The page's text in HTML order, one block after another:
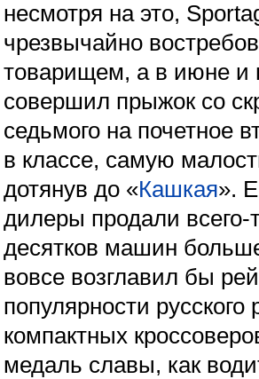
несмотря на это,
чрезвычайно
товарищем, а в июне и
совершил прыжок со
седьмого на почетное
в классе, самую
дотянув до «Кашкая».
дилеры продали всего-
десятков машин
вовсе возглавил бы
популярности русского
компактных
медаль славы, как